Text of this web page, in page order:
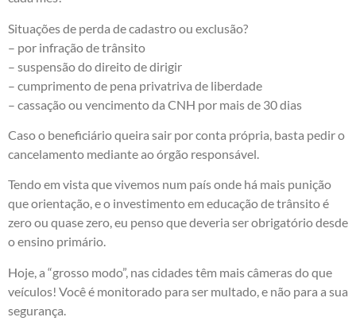
Situações de perda de cadastro ou exclusão?
– por infração de trânsito
– suspensão do direito de dirigir
– cumprimento de pena privatriva de liberdade
– cassação ou vencimento da CNH por mais de 30 dias
Caso o beneficiário queira sair por conta própria, basta pedir o
cancelamento mediante ao órgão responsável.
Tendo em vista que vivemos num país onde há mais punição
que orientação, e o investimento em educação de trânsito é
zero ou quase zero, eu penso que deveria ser obrigatório desde
o ensino primário.
Hoje, a “grosso modo”, nas cidades têm mais câmeras do que
veículos! Você é monitorado para ser multado, e não para a sua
segurança.